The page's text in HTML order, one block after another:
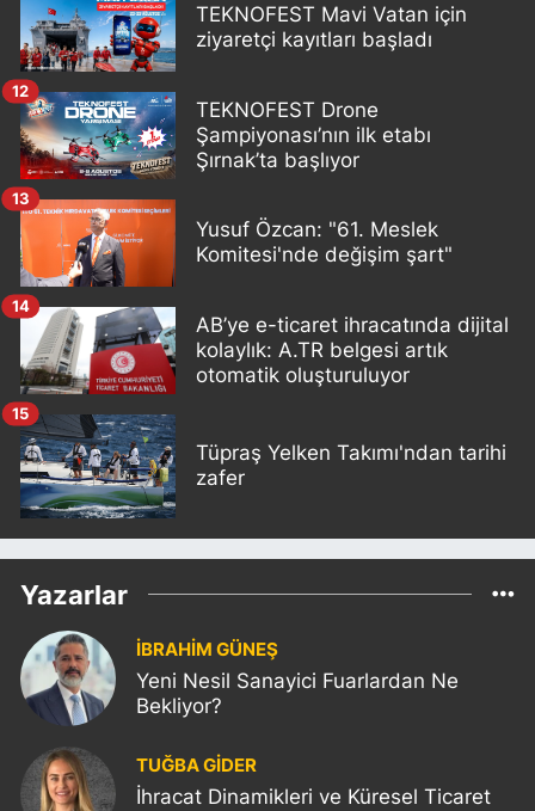
TEKNOFEST Mavi Vatan için
ziyaretçi kayıtları başladı
TEKNOFEST Drone
Şampiyonası’nın ilk etabı
Şırnak’ta başlıyor
12
Yusuf Özcan: "61. Meslek
Komitesi'nde değişim şart"
13
AB’ye e-ticaret ihracatında dijital
kolaylık: A.TR belgesi artık
otomatik oluşturuluyor
14
Tüpraş Yelken Takımı'ndan tarihi
zafer
15
Yazarlar
İBRAHİM GÜNEŞ
Yeni Nesil Sanayici Fuarlardan Ne
Bekliyor?
TUĞBA GİDER
İhracat Dinamikleri ve Küresel Ticaret